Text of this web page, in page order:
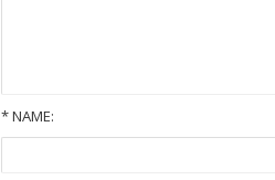
*NAME: